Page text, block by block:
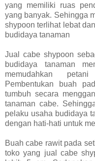
yang memiliki ruas
yang banyak. Sehingga
shypoon terlihat lebat
budidaya tanaman
Jual cabe shypoon
budidaya tanaman
memudahkan
Pembentukan buah
tumbuh secara
tanaman cabe.
pelaku usaha budidaya
dengan hati-hati untuk
Buah cabe rawit pada
toko yang jual cabe